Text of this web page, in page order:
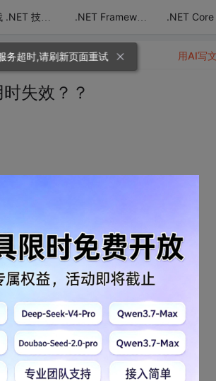
寻找 .NET 技术达人 .NET Framework .NET Core
失效？？
})
用AI写
务超时,请刷新页面重试